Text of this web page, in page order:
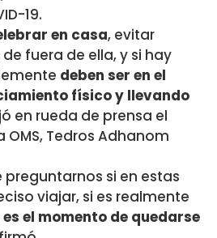
19.
en casa, evitar
fuera de ella, y si hay
deben ser en el
físico y llevando
en rueda de prensa el
Tedros Adhanom
si en estas
viajar, si es realmente
el momento de quedarse